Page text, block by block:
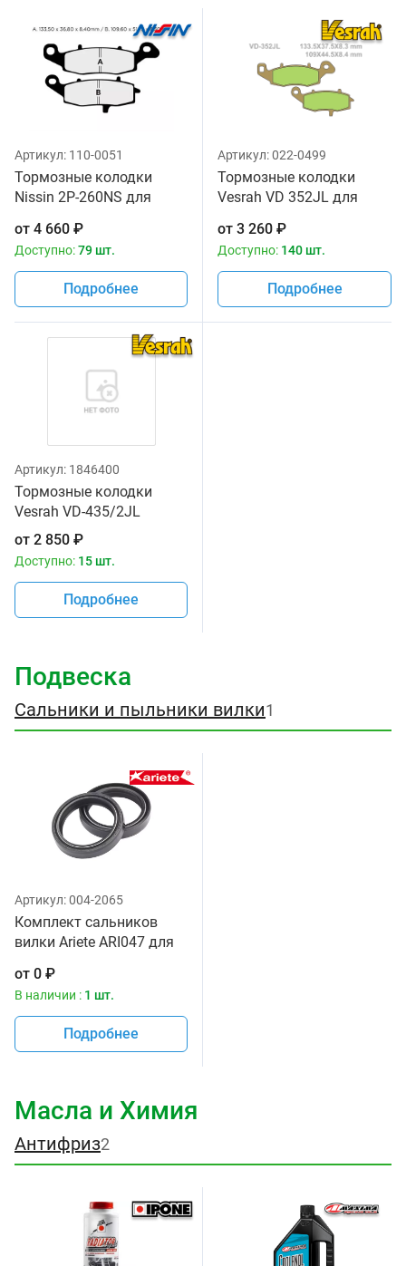
Артикул: 110-0051
Тормозные колодки
Nissin 2P-260NS для
от 4 660 ₽
Доступно:79 шт.
Подробнее
Артикул:022-0499
Тормозные колодки
Vesrah VD 352JL для
от 3 260 ₽
Доступно: 140 шт.
Подробнее
Артикул: 1846400
Тормозные колодки
Vesrah VD-435/2JL
от 2 850 ₽
Доступно: 15 шт.
Подробнее
Подвеска
Сальники и пыльники вилки1
Артикул:004-2065
Комплект сальников
вилки Ariete ARI047 для
41х54х11 мм
от 0 ₽
В наличии : 1 шт.
Подробнее
Масла и Химия
Антифриз2